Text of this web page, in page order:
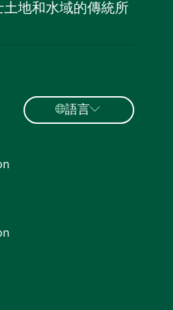
地和水域的傳統所
語言